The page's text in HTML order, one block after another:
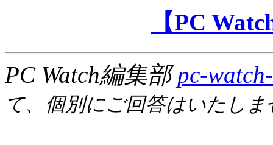
【PC
PC Watch編集部pc-
て、個別にご回答はいたしま